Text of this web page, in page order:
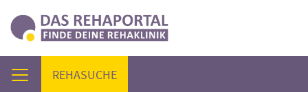
REHASUCHE(AKTUELL)